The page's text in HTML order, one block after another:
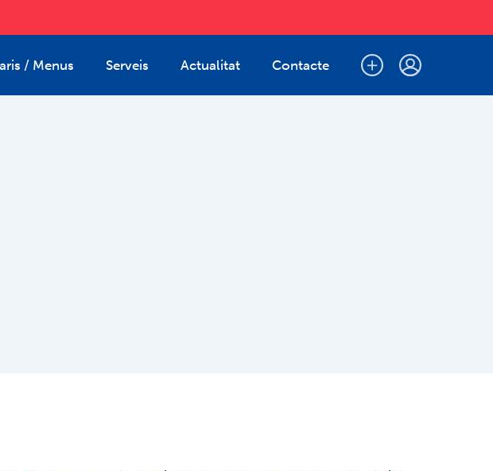
/ Menus Serveis Actualitat Contacte